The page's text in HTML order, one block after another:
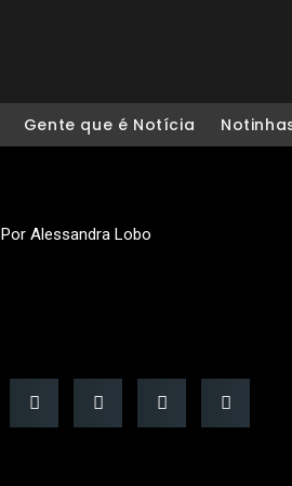
Gente que é Notícia
Por Alessandra Lobo